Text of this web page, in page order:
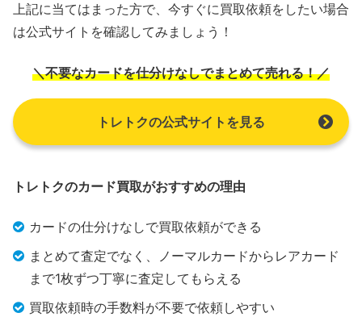
上記に当てはまった方で、今すぐに買取依頼をしたい場合
は公式サイトを確認してみましょう！
＼不要なカードを仕分けなしでまとめて売れる！／
トレトクの公式サイトを見る
トレトクのカード買取がおすすめの理由
カードの仕分けなしで買取依頼ができる
まとめて査定でなく、ノーマルカードからレアカード
まで1枚ずつ丁寧に査定してもらえる
買取依頼時の手数料が不要で依頼しやすい